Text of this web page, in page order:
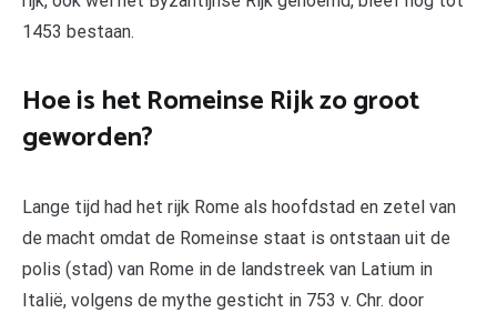
1453 bestaan.
Hoe is het Romeinse Rijk zo groot
geworden?
Lange tijd had het rijk Rome als hoofdstad en zetel van
de macht omdat de Romeinse staat is ontstaan uit de
polis (stad) van Rome in de landstreek van Latium in
Italië, volgens de mythe gesticht in 753 v. Chr. door